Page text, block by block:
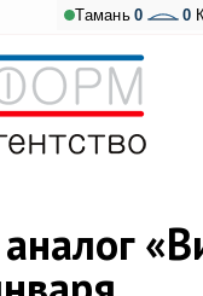
Тамань 0 0